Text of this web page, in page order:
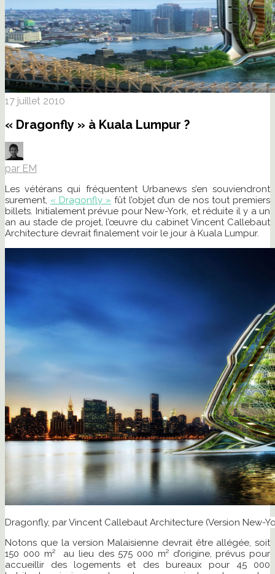
17 juillet 2010
« Dragonfly » à Kuala Lumpur ?
par EM
Les vétérans qui fréquentent Urbanews s’en souviendront
surement, « Dragonfly » fût l’objet d’un de nos tout premiers
billets. Initialement prévue pour New-York, et réduite il y a un
an au stade de projet, l’œuvre du cabinet Vincent Callebaut
Architecture devrait finalement voir le jour à Kuala Lumpur.
Dragonfly, par Vincent Callebaut Architecture (Version New-
Notons que la version Malaisienne devrait être allégée, soit
150 000 m² au lieu des 575 000 m² d’origine, prévus pour
accueillir des logements et des bureaux pour 45 000